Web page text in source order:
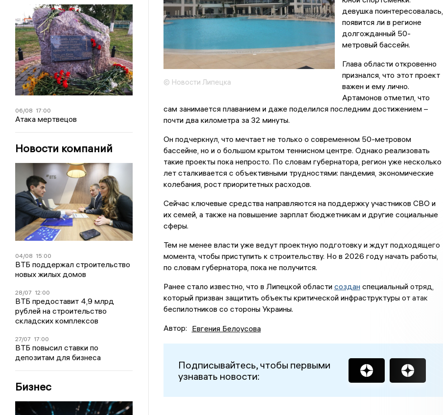
06/08 17:00
Атака мертвецов
Новости компаний
04/08 15:00
ВТБ поддержал строительство
новых жилых домов
28/07 12:00
ВТБ предоставит 4,9 млрд
рублей на строительство
складских комплексов
27/07 17:00
ВТБ повысил ставки по
депозитам для бизнеса
Бизнес
© Новости Липецка
девушка поинтересовалась,
появится ли в регионе
долгожданный 50-
метровый бассейн.
Глава области откровенно
признался, что этот проект
важен и ему лично.
Артамонов отметил, что
сам занимается плаванием и даже поделился последним достижением –
почти два километра за 32 минуты.
Он подчеркнул, что мечтает не только о современном 50-метровом
бассейне, но и о большом крытом теннисном центре. Однако реализовать
такие проекты пока непросто. По словам губернатора, регион уже несколько
лет сталкивается с объективными трудностями: пандемия, экономические
колебания, рост приоритетных расходов.
Сейчас ключевые средства направляются на поддержку участников СВО и
их семей, а также на повышение зарплат бюджетникам и другие социальные
сферы.
Тем не менее власти уже ведут проектную подготовку и ждут подходящего
момента, чтобы приступить к строительству. Но в 2026 году начать работы,
по словам губернатора, пока не получится.
Ранее стало известно, что в Липецкой области созданспециальный отряд,
который призван защитить объекты критической инфраструктуры от атак
беспилотников со стороны Украины.
Автор: Евгения Белоусова
Подписывайтесь, чтобы первыми
узнавать новости: